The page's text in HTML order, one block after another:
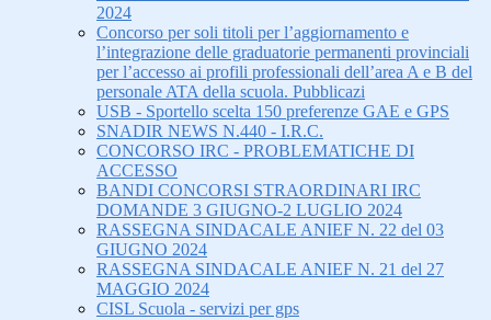
2024
Concorso per soli titoli per l’aggiornamento e
l’integrazione delle graduatorie permanenti provinciali
per l’accesso ai profili professionali dell’area A e B del
personale ATA della scuola. Pubblicazi
USB - Sportello scelta 150 preferenze GAE e GPS
SNADIR NEWS N.440 - I.R.C.
CONCORSO IRC - PROBLEMATICHE DI
ACCESSO
BANDI CONCORSI STRAORDINARI IRC
DOMANDE 3 GIUGNO-2 LUGLIO 2024
RASSEGNA SINDACALE ANIEF N. 22 del 03
GIUGNO 2024
RASSEGNA SINDACALE ANIEF N. 21 del 27
MAGGIO 2024
CISL Scuola - servizi per gps